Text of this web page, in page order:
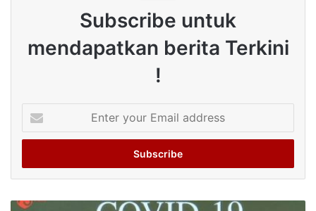
Subscribe untuk
mendapatkan berita Terkini
!
your
Email